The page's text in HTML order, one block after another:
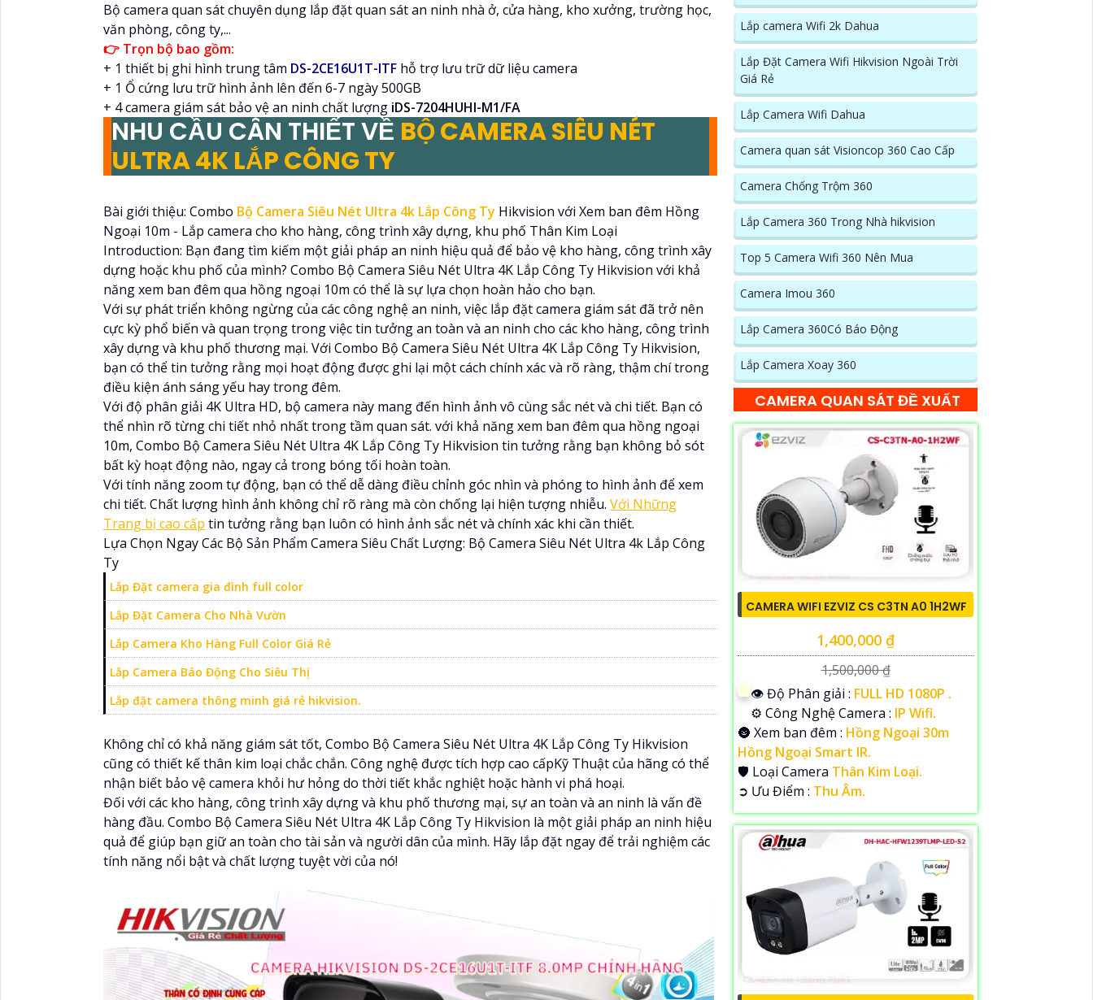
Bộ camera quan sát chuyên dụng lắp đặt quan sát an ninh nhà ở, cửa hàng, kho xưởng, trường học,
văn phòng, công ty,...
👉 Trọn bộ bao gồm:
+ 1 thiết bị ghi hình trung tâm DS-2CE16U1T-ITF hỗ trợ lưu trữ dữ liệu camera
+ 1 Ổ cứng lưu trữ hình ảnh lên đến 6-7 ngày 500GB
+ 4 camera giám sát bảo vệ an ninh chất lượng iDS-7204HUHI-M1/FA
NHU CẦU CÂN THIẾT VỀ BỘ CAMERA SIÊU NÉT
ULTRA 4K LẮP CÔNG TY
Bài giới thiệu: Combo Bộ Camera Siêu Nét Ultra 4k Lắp Công Ty Hikvision với Xem ban đêm Hồng
Ngoại 10m - Lắp camera cho kho hàng, công trình xây dựng, khu phố Thân Kim Loại
Introduction: Bạn đang tìm kiếm một giải pháp an ninh hiệu quả để bảo vệ kho hàng, công trình xây
dựng hoặc khu phố của mình? Combo Bộ Camera Siêu Nét Ultra 4K Lắp Công Ty Hikvision với khả
năng xem ban đêm qua hồng ngoại 10m có thể là sự lựa chọn hoàn hảo cho bạn.
Với sự phát triển không ngừng của các công nghệ an ninh, việc lắp đặt camera giám sát đã trở nên
cực kỳ phổ biến và quan trọng trong việc tin tưởng an toàn và an ninh cho các kho hàng, công trình
xây dựng và khu phố thương mại. Với Combo Bộ Camera Siêu Nét Ultra 4K Lắp Công Ty Hikvision,
bạn có thể tin tưởng rằng mọi hoạt động được ghi lại một cách chính xác và rõ ràng, thậm chí trong
điều kiện ánh sáng yếu hay trong đêm.
Với độ phân giải 4K Ultra HD, bộ camera này mang đến hình ảnh vô cùng sắc nét và chi tiết. Bạn có
thể nhìn rõ từng chi tiết nhỏ nhất trong tầm quan sát. với khả năng xem ban đêm qua hồng ngoại
10m, Combo Bộ Camera Siêu Nét Ultra 4K Lắp Công Ty Hikvision tin tưởng rằng bạn không bỏ sót
bất kỳ hoạt động nào, ngay cả trong bóng tối hoàn toàn.
Với tính năng zoom tự động, bạn có thể dễ dàng điều chỉnh góc nhìn và phóng to hình ảnh để xem
chi tiết. Chất lượng hình ảnh không chỉ rõ ràng mà còn chống lại hiện tượng nhiễu. Với Những
Trang bị cao cấp tin tưởng rằng bạn luôn có hình ảnh sắc nét và chính xác khi cần thiết.
Lựa Chọn Ngay Các Bộ Sản Phẩm Camera Siêu Chất Lượng: Bộ Camera Siêu Nét Ultra 4k Lắp Công
Ty
Lắp Đặt camera gia đình full color
Lắp Đặt Camera Cho Nhà Vườn
Lắp Camera Kho Hàng Full Color Giá Rẻ
Lắp Camera Báo Động Cho Siêu Thị
Lắp đặt camera thông minh giá rẻ hikvision.
Không chỉ có khả năng giám sát tốt, Combo Bộ Camera Siêu Nét Ultra 4K Lắp Công Ty Hikvision
cũng có thiết kế thân kim loại chắc chắn. Công nghệ được tích hợp cao cấpKỹ Thuật của hãng có thể
nhận biết bảo vệ camera khỏi hư hỏng do thời tiết khắc nghiệt hoặc hành vi phá hoại.
Đối với các kho hàng, công trình xây dựng và khu phố thương mại, sự an toàn và an ninh là vấn đề
hàng đầu. Combo Bộ Camera Siêu Nét Ultra 4K Lắp Công Ty Hikvision là một giải pháp an ninh hiệu
quả để giúp bạn giữ an toàn cho tài sản và người dân của mình. Hãy lắp đặt ngay để trải nghiệm các
tính năng nổi bật và chất lượng tuyệt vời của nó!
Lắp camera Wifi 2k Dahua
Lắp Đặt Camera Wifi Hikvision Ngoài Trời
Giá Rẻ
Lắp Camera Wifi Dahua
Camera quan sát Visioncop 360 Cao Cấp
Camera Chống Trộm 360
Lắp Camera 360 Trong Nhà hikvision
Top 5 Camera Wifi 360 Nên Mua
Camera Imou 360
Lắp Camera 360Có Báo Động
Lắp Camera Xoay 360
CAMERA QUAN SÁT ĐỀ XUẤT
CAMERA WIFI EZVIZ CS C3TN A0 1H2WF
1,400,000 ₫
1,500,000 ₫
👁 Độ Phân giải : FULL HD 1080P .
⚙ Công Nghệ Camera : IP Wifi.
🌚 Xem ban đêm : Hồng Ngoại 30m
Hồng Ngoại Smart IR.
🛡 Loại Camera Thân Kim Loại.
️➲ Ưu Điểm : Thu Âm.